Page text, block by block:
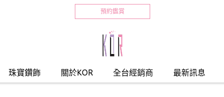
預約鑑賞
珠寶鑽飾 關於KOR 全台經銷商 最新訊息